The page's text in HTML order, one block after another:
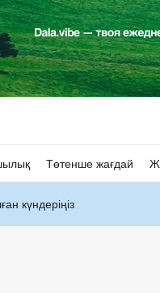
Төтенше жағдай
күндеріңіз